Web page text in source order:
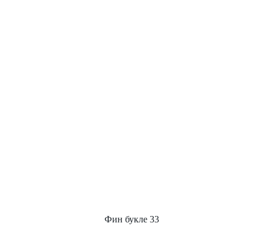
Фин букле 33